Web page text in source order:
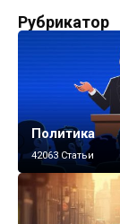
Рубрикатор
Политика
42063 Статьи